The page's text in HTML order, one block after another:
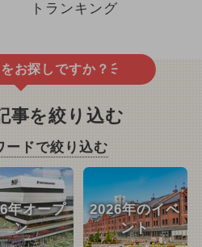
トランキング
お探しですか？
事を絞り込む
ードで絞り込む
年オープ
ン
2026年のイベ
ント